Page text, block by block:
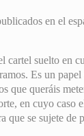
en el
cartel suelto en
Es un
que queráis
en cuyo caso
que se sujete de